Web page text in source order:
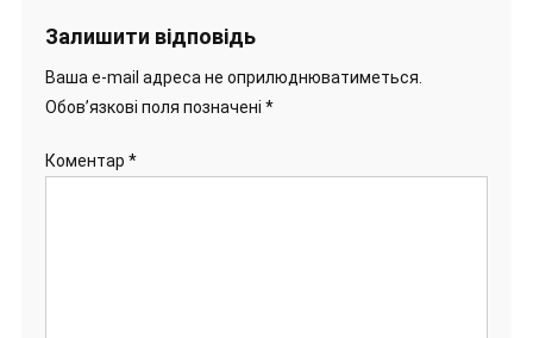
Залишити відповідь
Ваша e-mail адреса не оприлюднюватиметься.
Обов’язкові поля позначені *
Коментар *